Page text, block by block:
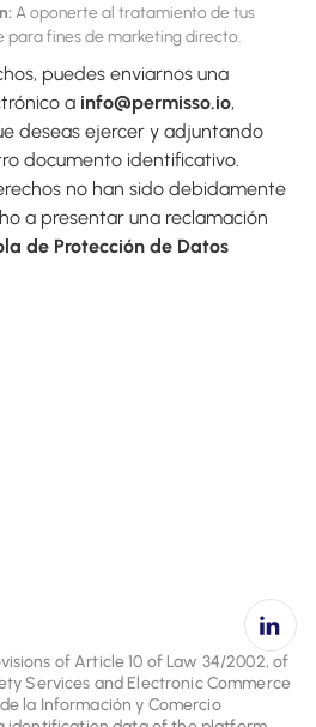
A oponerte al tratamiento de tus
para fines de marketing directo.
puedes enviarnos una
a info@permisso.io,
deseas ejercer y adjuntando
documento identificativo.
no han sido debidamente
a presentar una reclamación
de Protección de Datos
of Article 10 of Law 34/2002, of
Services and Electronic Commerce
la Información y Comercio